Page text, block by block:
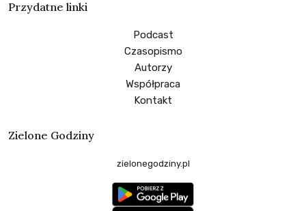
Przydatne linki
Podcast
Czasopismo
Autorzy
Współpraca
Kontakt
Zielone Godziny
zielonegodziny.pl